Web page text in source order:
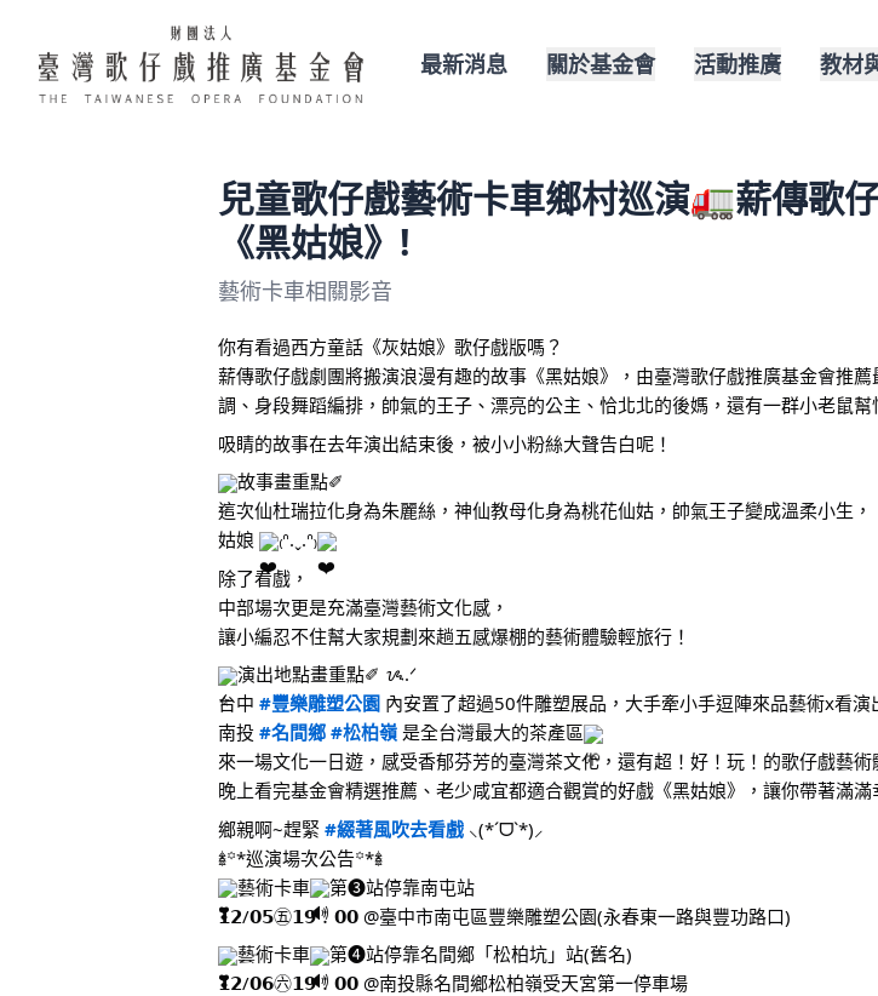
最新消息 關於基金會 活動推廣 教材
兒童歌仔戲藝術卡車鄉村巡演🚛薪傳歌
《黑姑娘》!
藝術卡車相關影音
你有看過西方童話《灰姑娘》歌仔戲版嗎？
薪傳歌仔戲劇團將搬演浪漫有趣的故事《黑姑娘》，由臺灣歌仔戲推廣基金會推
調、身段舞蹈編排，帥氣的王子、漂亮的公主、恰北北的後媽，還有一群小老鼠
吸睛的故事在去年演出結束後，被小小粉絲大聲告白呢！
故事畫重點✐
這次仙杜瑞拉化身為朱麗絲，神仙教母化身為桃花仙姑，帥氣王子變成溫柔小生
姑娘
₍ᐢ.ˬ.ᐢ₎
除了看戲，
中部場次更是充滿臺灣藝術文化感，
讓小編忍不住幫大家規劃來趟五感爆棚的藝術體驗輕旅行！
演出地點畫重點✐ ᝰ.ᐟ
台中 #豐樂雕塑公園 內安置了超過50件雕塑展品，大手牽小手逗陣來品藝術x看演
南投 #名間鄉 #松柏嶺 是全台灣最大的茶產區
來一場文化一日遊，感受香郁芬芳的臺灣茶文化，還有超！好！玩！的歌仔戲藝術
晚上看完基金會精選推薦、老少咸宜都適合觀賞的好戲《黑姑娘》，讓你帶著滿
鄉親啊~趕緊 #綴著風吹去看戲 ⸜(*ˊᗜˋ*)⸝
𖢔꙳*巡演場次公告꙳*𖢔
藝術卡車
第❸站停靠南屯站
𝟭𝟮/𝟬𝟱㊄𝟭𝟵：𝟬𝟬 @臺中市南屯區豐樂雕塑公園(永春東一路與豐功路口)
藝術卡車
第❹站停靠名間鄉「松柏坑」站(舊名)
𝟭𝟮/𝟬𝟲㊅𝟭𝟵：𝟬𝟬 @南投縣名間鄉松柏嶺受天宮第一停車場